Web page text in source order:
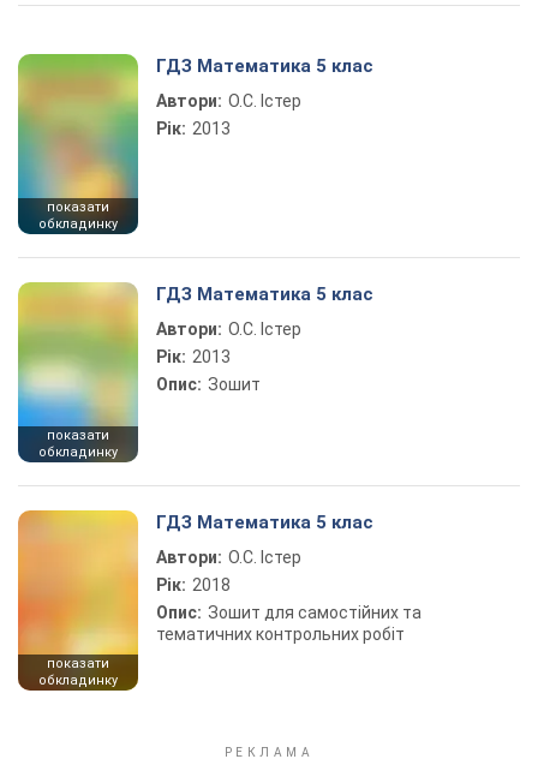
показати
обкладинку
ГДЗ Математика 5 клас
Автори: О.С. Істер
Рік: 2013
показати
обкладинку
ГДЗ Математика 5 клас
Автори: О.С. Істер
Рік: 2013
Опис: Зошит
показати
обкладинку
ГДЗ Математика 5 клас
Автори: О.С. Істер
Рік: 2018
Опис: Зошит для самостійних та
тематичних контрольних робіт